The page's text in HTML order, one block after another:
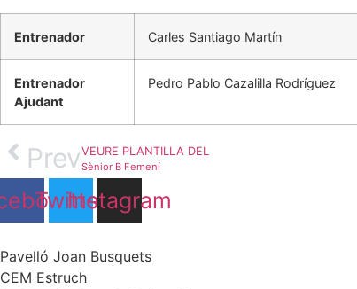
Entrenador Carles Santiago Martín
Entrenador
Ajudant
Pedro Pablo Cazalilla Rodríguez
PrevVEURE PLANTILLA DEL
Sènior B Femení
Twitter
Instagram
Pavelló Joan Busquets
CEM Estruch